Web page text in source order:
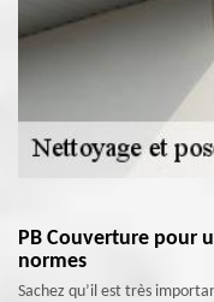
PB Couverture pour
normes
Sachez qu’il est très